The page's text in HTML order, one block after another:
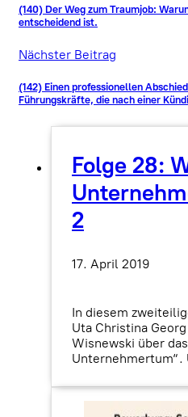
(140) Der Weg zum Traumjob:
entscheidend ist.
Nächster Beitrag
(142) Einen professionellen
Führungskräfte, die nach einer
Folge 28:
2
17. April 2019
In diesem
Uta Christina
Wisnewski über